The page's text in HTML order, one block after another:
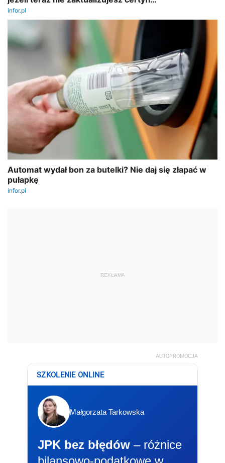
REKLAMA
AUTOPROMOCJA
SZKOLENIE ONLINE
Małgorzata Tarkowska
JPK bez błędów – różnice